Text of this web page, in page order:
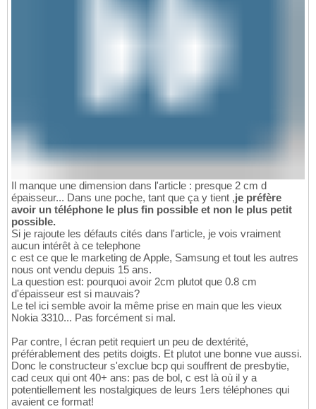
Il manque une dimension dans l'article : presque 2 cm d
épaisseur... Dans une poche, tant que ça y tient ,je préfère
avoir un téléphone le plus fin possible et non le plus petit
possible.
Si je rajoute les défauts cités dans l'article, je vois vraiment
aucun intérêt à ce telephone
c est ce que le marketing de Apple, Samsung et tout les autres
nous ont vendu depuis 15 ans.
La question est: pourquoi avoir 2cm plutot que 0.8 cm
d'épaisseur est si mauvais?
Le tel ici semble avoir la même prise en main que les vieux
Nokia 3310... Pas forcément si mal.
Par contre, l écran petit requiert un peu de dextérité,
préférablement des petits doigts. Et plutot une bonne vue aussi.
Donc le constructeur s'exclue bcp qui souffrent de presbytie,
cad ceux qui ont 40+ ans: pas de bol, c est là où il y a
potentiellement les nostalgiques de leurs 1ers téléphones qui
avaient ce format!